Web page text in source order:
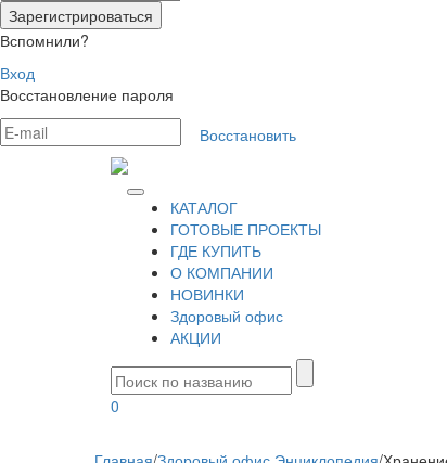
Вспомнили?
Вход
Восстановление пароля
Восстановить
КАТАЛОГ
ГОТОВЫЕ ПРОЕКТЫ
ГДЕ КУПИТЬ
О КОМПАНИИ
НОВИНКИ
Здоровый офис
АКЦИИ
0